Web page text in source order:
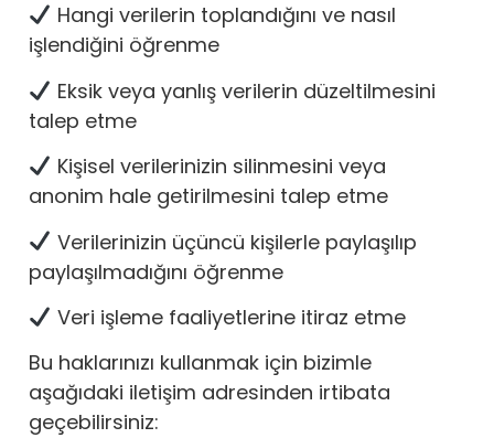
Hangi verilerin toplandığını ve nasıl
işlendiğini öğrenme
Eksik veya yanlış verilerin düzeltilmesini
talep etme
Kişisel verilerinizin silinmesini veya
anonim hale getirilmesini talep etme
Verilerinizin üçüncü kişilerle paylaşılıp
paylaşılmadığını öğrenme
Veri işleme faaliyetlerine itiraz etme
Bu haklarınızı kullanmak için bizimle
aşağıdaki iletişim adresinden irtibata
geçebilirsiniz: